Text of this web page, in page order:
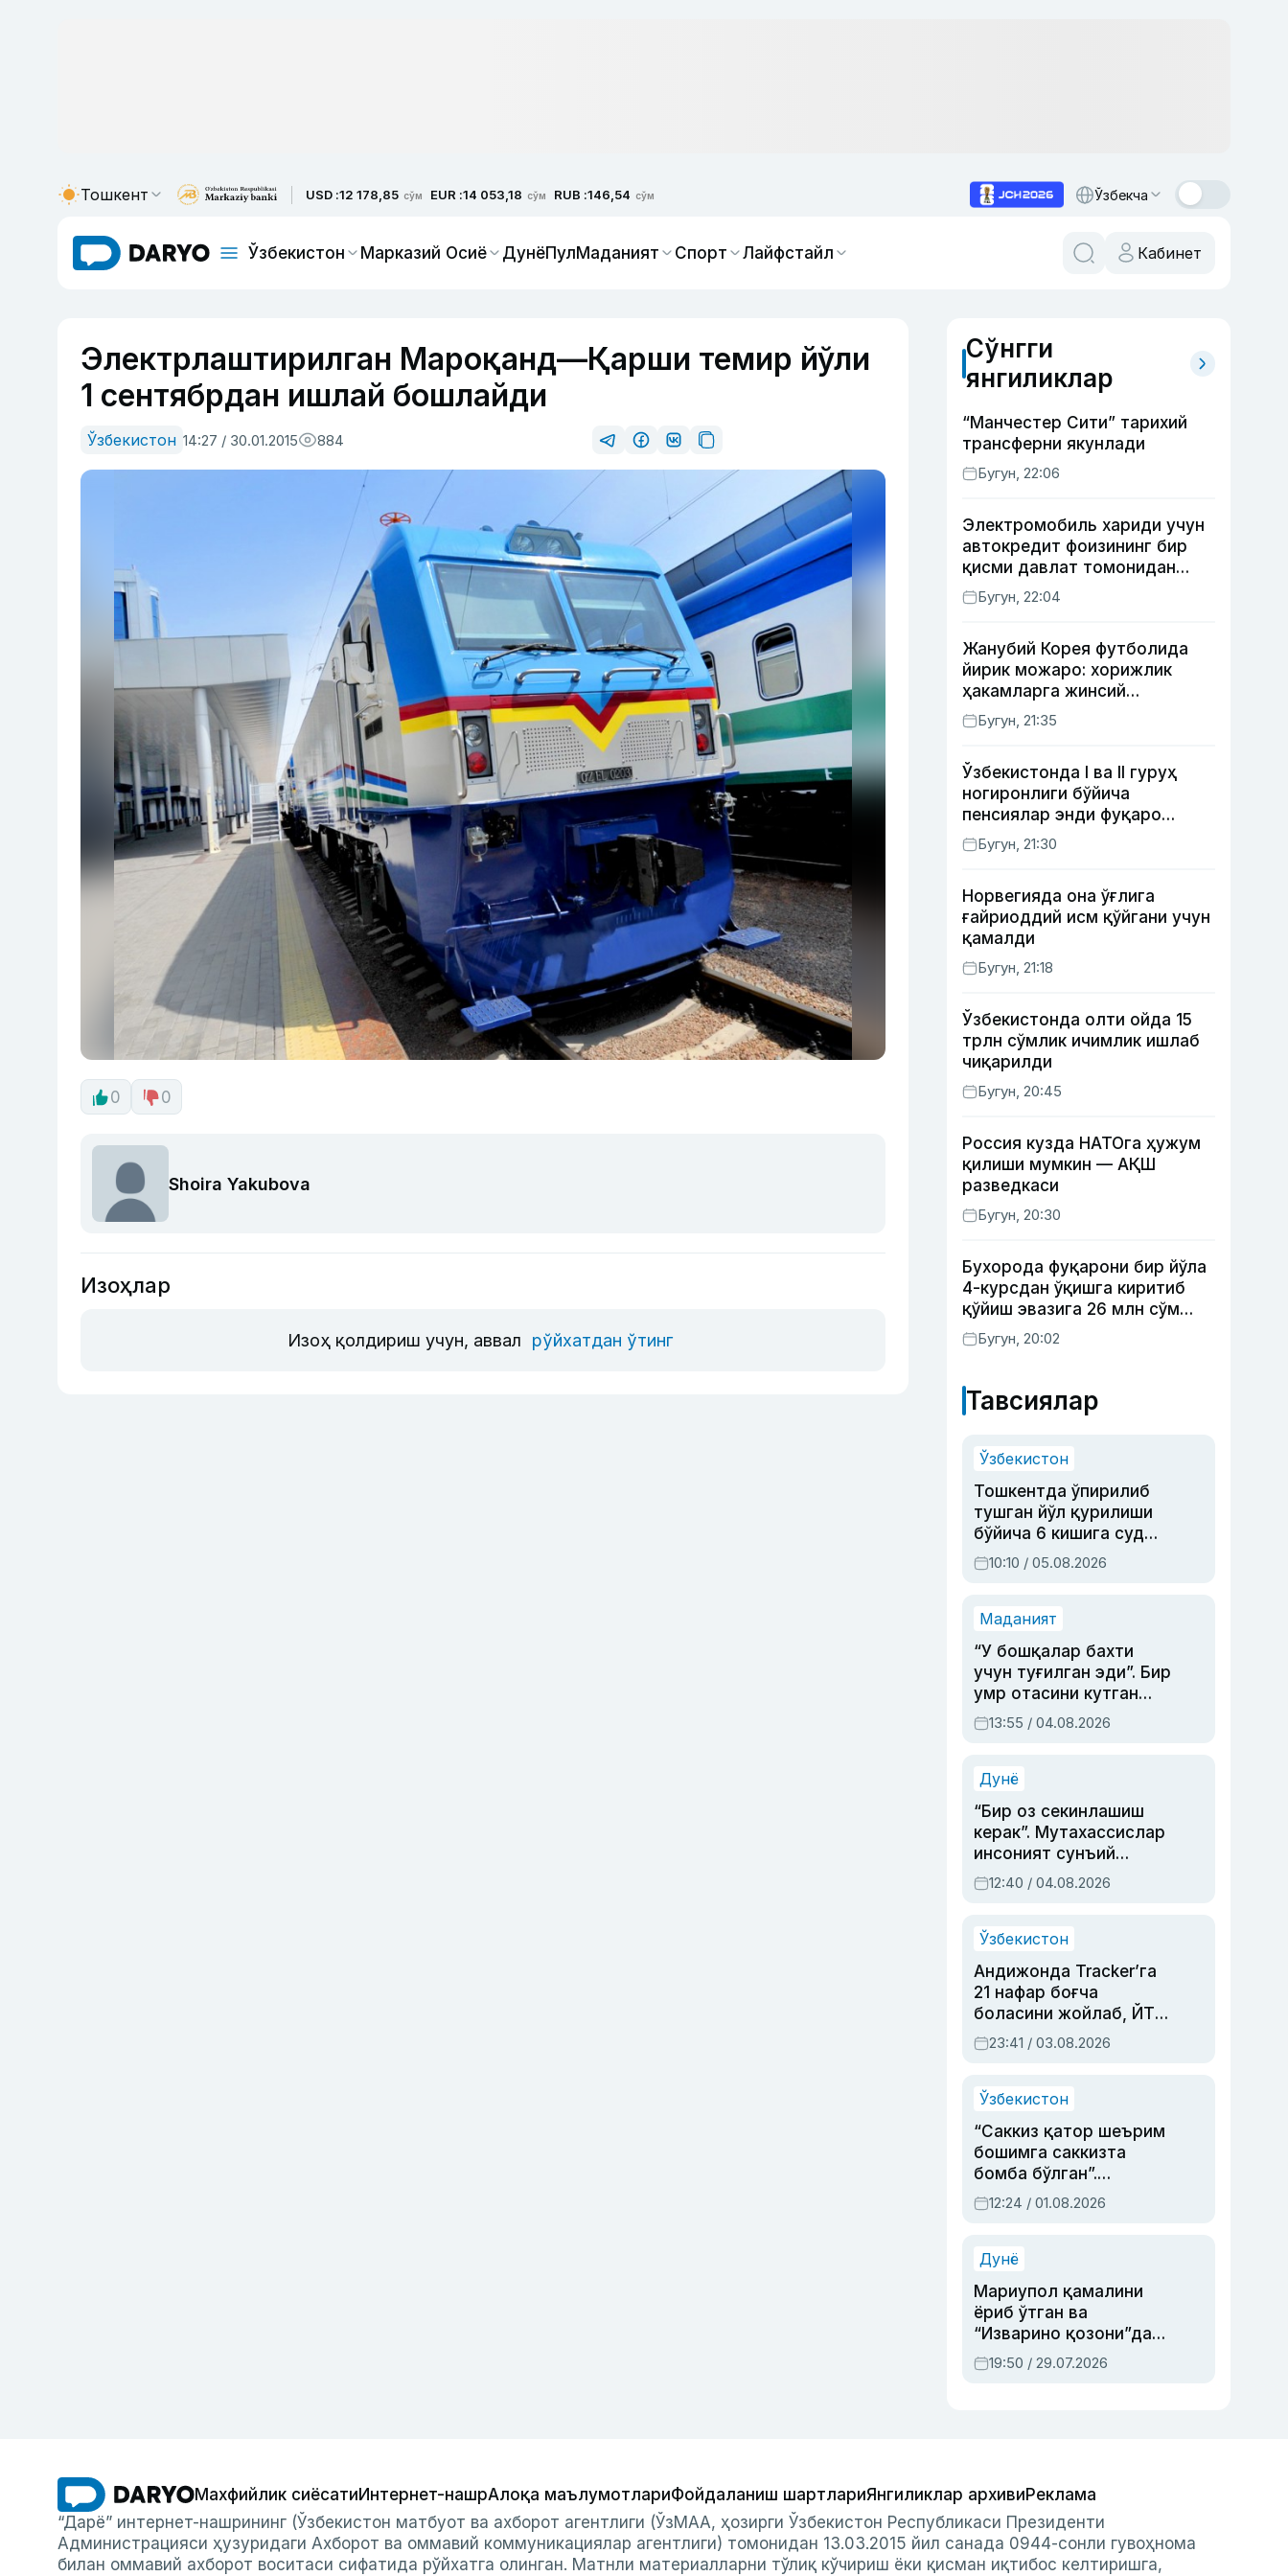
Тошкент USD :12 178,85 сўм EUR :14 053,18 сўм RUB :146,54 сўм Ўзбекча
Ўзбекистон Марказий Осиё ДунёПулМаданият Спорт Лайфстайл Кабинет
Электрлаштирилган Мароқанд—Қарши темир йўли
1 сентябрдан ишлай бошлайди
Ўзбекистон 14:27 / 30.01.2015 884
0 0
Shoira Yakubova
Изоҳлар
Изоҳ қолдириш учун, аввал рўйхатдан ўтинг
Сўнгги
янгиликлар
“Манчестер Сити” тарихий
трансферни якунлади
Бугун, 22:06
Электромобиль хариди учун
автокредит фоизининг бир
қисми давлат томонидан
қоплаб берилиши мумкин
Бугун, 22:04
Жанубий Корея футболида
йирик можаро: хорижлик
ҳакамларга жинсий
хизматлар кўрсатилгани
маълум қилинди
Бугун, 21:35
Ўзбекистонда I ва II гуруҳ
ногиронлиги бўйича
пенсиялар энди фуқаро
мурожаатисиз тайинланиши
мумкин
Бугун, 21:30
Норвегияда она ўғлига
ғайриоддий исм қўйгани учун
қамалди
Бугун, 21:18
Ўзбекистонда олти ойда 15
трлн сўмлик ичимлик ишлаб
чиқарилди
Бугун, 20:45
Россия кузда НАТОга ҳужум
қилиши мумкин — АҚШ
разведкаси
Бугун, 20:30
Бухорода фуқарони бир йўла
4-курсдан ўқишга киритиб
қўйиш эвазига 26 млн сўм
олган шахс ушланди
Бугун, 20:02
Тавсиялар
Ўзбекистон
Тошкентда ўпирилиб
тушган йўл қурилиши
бўйича 6 кишига суд
ҳукми ўқилди
10:10 / 05.08.2026
Маданият
“У бошқалар бахти
учун туғилган эди”. Бир
умр отасини кутган
актриса ва дубльяж
устаси Римма
синовларга тўла ҳаёти
13:55 / 04.08.2026
Дунё
“Бир оз секинлашиш
керак”. Мутахассислар
инсоният сунъий
интеллектни бошқара
олмай қолишидан
12:40 / 04.08.2026
Ўзбекистон
Андижонда Tracker’га
21 нафар боғча
боласини жойлаб, ЙТҲ
содир этган аёлга суд
ҳукми ўқилди
23:41 / 03.08.2026
Ўзбекистон
“Саккиз қатор шеърим
бошимга саккизта
бомба бўлган”.
Абдулла Ориповни
сиёсий айбловлардан
12:24 / 01.08.2026
Дунё
Мариупол қамалини
ёриб ўтган ва
“Изварино қозони”дан
чиққан қаҳрамон —
Украина армияси бош
19:50 / 29.07.2026
Махфийлик сиёсатиИнтернет-нашрАлоқа маълумотлариФойдаланиш шартлариЯнгиликлар архивиРеклама
“Дарё” интернет-нашрининг (Ўзбекистон матбуот ва ахборот агентлиги (ЎзМАА, ҳозирги Ўзбекистон Республикаси Президенти
Администрацияси ҳузуридаги Ахборот ва оммавий коммуникациялар агентлиги) томонидан 13.03.2015 йил санада 0944-сонли гувоҳнома
билан оммавий ахборот воситаси сифатида рўйхатга олинган. Матнли материалларни тўлиқ кўчириш ёки қисман иқтибос келтиришга,